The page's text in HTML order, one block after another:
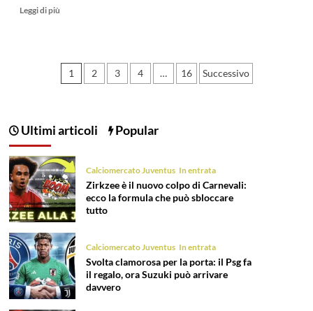
Leggi di più
Paginazione
articoli
1 2 3 4 … 16 Successivo
Ultimi articoli Popular
Calciomercato Juventus In entrata
Zirkzee è il nuovo colpo di Carnevali:
ecco la formula che può sbloccare
tutto
Calciomercato Juventus In entrata
Svolta clamorosa per la porta: il Psg fa
il regalo, ora Suzuki può arrivare
davvero